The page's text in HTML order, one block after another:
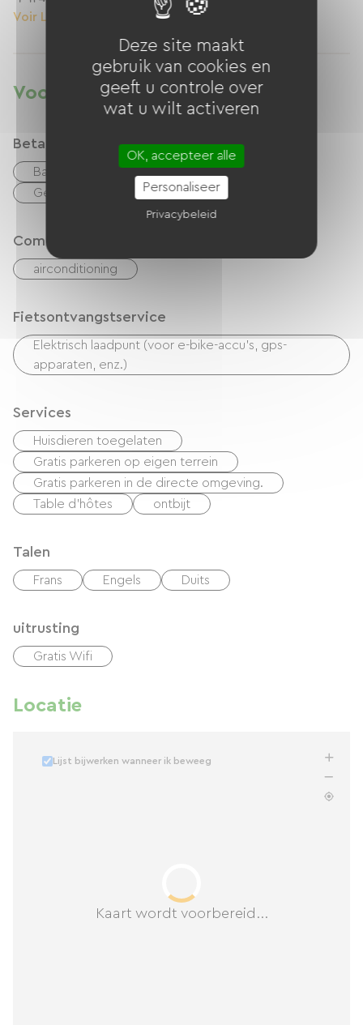
Voir Le Logement
Voorzieningen
Betaalmethoden
Bankkaart overdracht
checks
Geld
Comfort
airconditioning
Fietsontvangstservice
Elektrisch laadpunt (voor e-bike-accu's, gps-
apparaten, enz.)
Services
Huisdieren toegelaten
Gratis parkeren op eigen terrein
Gratis parkeren in de directe omgeving.
Table d'hôtes
ontbijt
Talen
Frans Engels Duits
uitrusting
Gratis Wifi
Locatie
Kaart wordt voorbereid...
Lijst bijwerken wanneer ik beweeg
Deze site maakt
gebruik van cookies en
geeft u controle over
wat u wilt activeren
OK, accepteer alle
Personaliseer
Privacybeleid